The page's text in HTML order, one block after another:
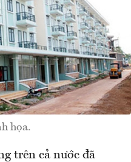
họa.
trên cả nước đã